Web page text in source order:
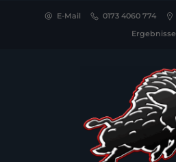
E-Mail 0173 4060 774
Ergebnisse